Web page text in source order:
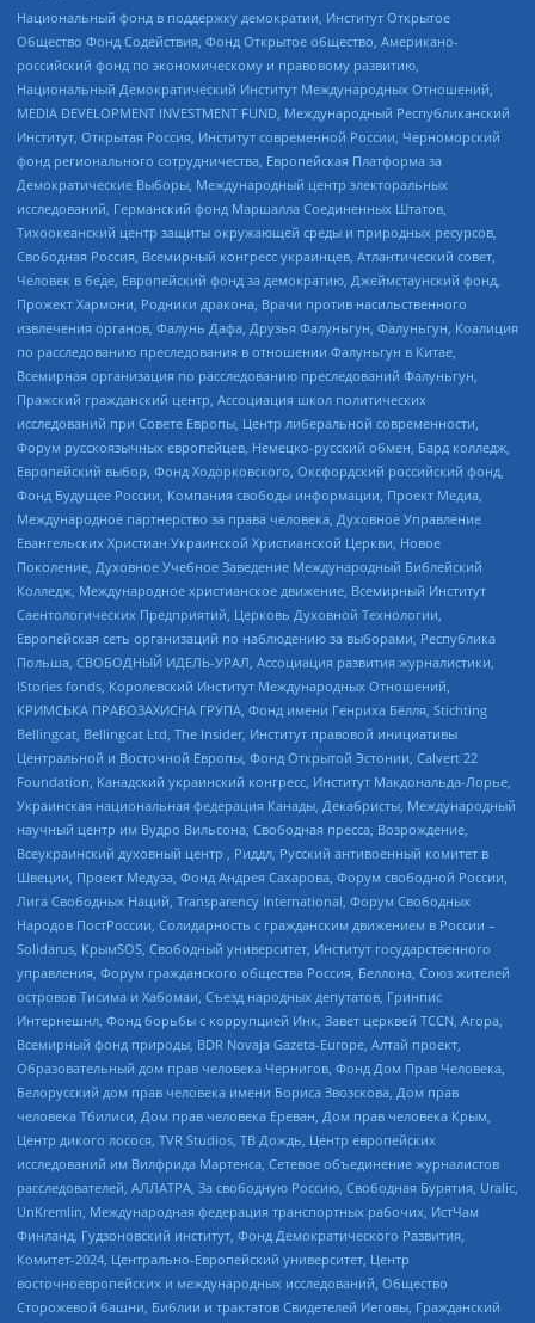
Национальный фонд в поддержку демократии, Институт Открытое
Общество Фонд Содействия, Фонд Открытое общество, Американо-
российский фонд по экономическому и правовому развитию,
Национальный Демократический Институт Международных Отношений,
MEDIA DEVELOPMENT INVESTMENT FUND, Международный Республиканский
Институт, Открытая Россия, Институт современной России, Черноморский
фонд регионального сотрудничества, Европейская Платформа за
Демократические Выборы, Международный центр электоральных
исследований, Германский фонд Маршалла Соединенных Штатов,
Тихоокеанский центр защиты окружающей среды и природных ресурсов,
Свободная Россия, Всемирный конгресс украинцев, Атлантический совет,
Человек в беде, Европейский фонд за демократию, Джеймстаунский фонд,
Прожект Хармони, Родники дракона, Врачи против насильственного
извлечения органов, Фалунь Дафа, Друзья Фалуньгун, Фалуньгун, Коалиция
по расследованию преследования в отношении Фалуньгун в Китае,
Всемирная организация по расследованию преследований Фалуньгун,
Пражский гражданский центр, Ассоциация школ политических
исследований при Совете Европы, Центр либеральной современности,
Форум русскоязычных европейцев, Немецко-русский обмен, Бард колледж,
Европейский выбор, Фонд Ходорковского, Оксфордский российский фонд,
Фонд Будущее России, Компания свободы информации, Проект Медиа,
Международное партнерство за права человека, Духовное Управление
Евангельских Христиан Украинской Христианской Церкви, Новое
Поколение, Духовное Учебное Заведение Международный Библейский
Колледж, Международное христианское движение, Всемирный Институт
Саентологических Предприятий, Церковь Духовной Технологии,
Европейская сеть организаций по наблюдению за выборами, Республика
Польша, СВОБОДНЫЙ ИДЕЛЬ-УРАЛ, Ассоциация развития журналистики,
IStories fonds, Королевский Институт Международных Отношений,
КРИМСЬКА ПРАВОЗАХИСНА ГРУПА, Фонд имени Генриха Бёлля, Stichting
Bellingcat, Bellingcat Ltd, The Insider, Институт правовой инициативы
Центральной и Восточной Европы, Фонд Открытой Эстонии, Calvert 22
Foundation, Канадский украинский конгресс, Институт Макдональда-Лорье,
Украинская национальная федерация Канады, Декабристы, Международный
научный центр им Вудро Вильсона, Свободная пресса, Возрождение,
Всеукраинский духовный центр , Риддл, Русский антивоенный комитет в
Швеции, Проект Медуза, Фонд Андрея Сахарова, Форум свободной России,
Лига Свободных Наций, Transparеncy International, Форум Свободных
Народов ПостРоссии, Солидарность с гражданским движением в России –
Solidarus, КрымSOS, Свободный университет, Институт государственного
управления, Форум гражданского общества Россия, Беллона, Союз жителей
островов Тисима и Хабомаи, Съезд народных депутатов, Гринпис
Интернешнл, Фонд борьбы с коррупцией Инк, Завет церквей TCCN, Агора,
Всемирный фонд природы, BDR Novaja Gazeta-Europe, Алтай проект,
Образовательный дом прав человека Чернигов, Фонд Дом Прав Человека,
Белорусский дом прав человека имени Бориса Звозскова, Дом прав
человека Тбилиси, Дом прав человека Ереван, Дом прав человека Крым,
Центр дикого лосося, TVR Studios, ТВ Дождь, Центр европейских
исследований им Вилфрида Мартенса, Сетевое объединение журналистов
расследователей, АЛЛАТРА, За свободную Россию, Свободная Бурятия, Uralic,
UnKremlin, Международная федерация транспортных рабочих, ИстЧам
Финланд, Гудзоновский институт, Фонд Демократического Развития,
Комитет-2024, Центрально-Европейский университет, Центр
восточноевропейских и международных исследований, Общество
Сторожевой башни, Библии и трактатов Свидетелей Иеговы, Гражданский